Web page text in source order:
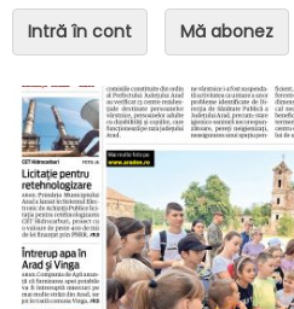
Intră în cont Mă abonez